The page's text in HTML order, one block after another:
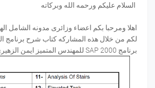
السلام عليكم ورحمه الله وبركاته
اهلا ومرحبا بكم اعضاء وزائرى مدونه الشامل
لكم من خلال هذه المشاركه كتاب شرح برنامج
برنامج SAP 2000 للمهندس المتميز ايمن الزهيرى ويحتوى على